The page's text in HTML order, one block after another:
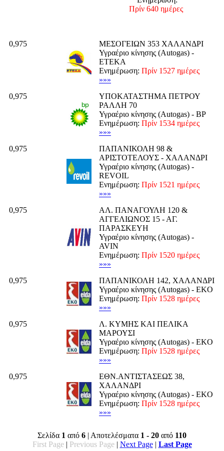
Πρίν 640 ημέρες
0,975
ΜΕΣΟΓΕΙΩΝ 353 ΧΑΛΑΝΔΡΙ
Υγραέριο κίνησης (Autogas) -
ΕΤΕΚΑ
Ενημέρωση: Πρίν 1527 ημέρες
»»»
0,975
ΥΠΟΚΑΤΑΣΤΗΜΑ ΠΕΤΡΟΥ
ΡΑΛΛΗ 70
Υγραέριο κίνησης (Autogas) - BP
Ενημέρωση: Πρίν 1534 ημέρες
»»»
0,975
ΠΑΠΑΝΙΚΟΛΗ 98 &
ΑΡΙΣΤΟΤΕΛΟΥΣ - ΧΑΛΑΝΔΡΙ
Υγραέριο κίνησης (Autogas) -
REVOIL
Ενημέρωση: Πρίν 1521 ημέρες
»»»
0,975
ΑΛ. ΠΑΝΑΓΟΥΛΗ 120 &
ΑΓΓΕΛΙΩΝΟΣ 15 - ΑΓ.
ΠΑΡΑΣΚΕΥΗ
Υγραέριο κίνησης (Autogas) -
AVIN
Ενημέρωση: Πρίν 1520 ημέρες
»»»
0,975
ΠΑΠΑΝΙΚΟΛΗ 142, ΧΑΛΑΝΔΡΙ
Υγραέριο κίνησης (Autogas) - EKO
Ενημέρωση: Πρίν 1528 ημέρες
»»»
0,975
Λ. ΚΥΜΗΣ ΚΑΙ ΠΕΛΙΚΑ
ΜΑΡΟΥΣΙ
Υγραέριο κίνησης (Autogas) - EKO
Ενημέρωση: Πρίν 1528 ημέρες
»»»
0,975
ΕΘΝ.ΑΝΤΙΣΤΑΣΕΩΣ 38,
ΧΑΛΑΝΔΡΙ
Υγραέριο κίνησης (Autogas) - EKO
Ενημέρωση: Πρίν 1528 ημέρες
»»»
Σελίδα 1 από 6 | Αποτελέσματα 1 - 20 από 110
First Page| Previous Page| Next Page| Last Page